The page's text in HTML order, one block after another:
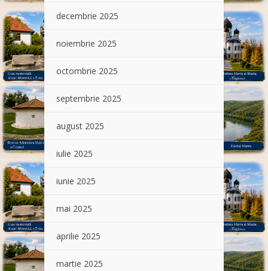
decembrie 2025
noiembrie 2025
octombrie 2025
septembrie 2025
august 2025
iulie 2025
iunie 2025
mai 2025
aprilie 2025
martie 2025